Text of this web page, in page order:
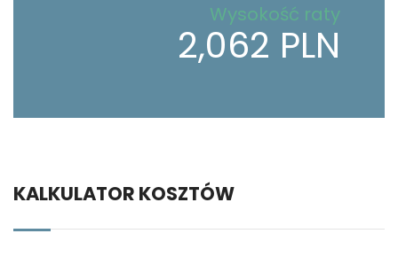
Wysokość raty
2,062 PLN
KALKULATOR KOSZTÓW